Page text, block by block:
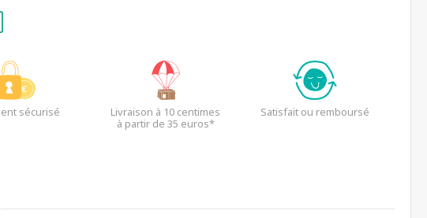
sécurisé
Livraison à 10 centimes
à partir de 35 euros*
Satisfait ou remboursé